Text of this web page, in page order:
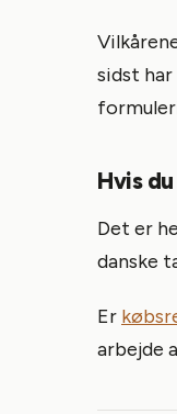
sidst
Hvis
Det er
danske
Er
arbejde